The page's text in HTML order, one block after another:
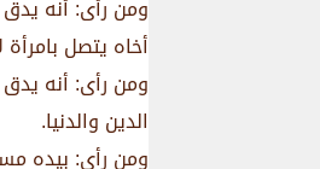
ومن رأى: أنه
أخاه يتصل
ومن رأى: أنه
الدين والدنيا.
ومن رأى: بيده